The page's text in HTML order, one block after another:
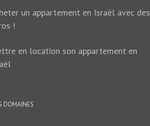
un appartement en Israël avec des
!
en location son appartement en
DOMAINES